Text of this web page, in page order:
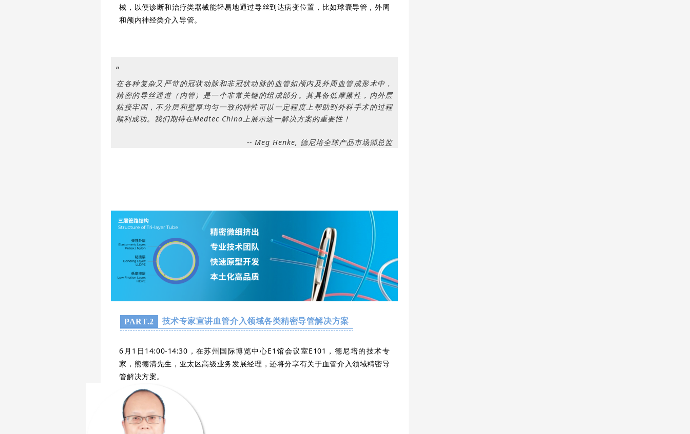
械，以便诊断和治疗类器械能轻易地通过导丝到达病变位置，比如球囊导管，外周
和颅内神经类介入导管。
“
在各种复杂又严苛的冠状动脉和非冠状动脉的血管如颅内及外周血管成形术中，
精密的导丝通道（内管）是一个非常关键的组成部分。其具备低摩擦性，内外层
粘接牢固，不分层和壁厚均匀一致的特性可以一定程度上帮助到外科手术的过程
顺利成功。我们期待在Medtec China上展示这一解决方案的重要性！
-- Meg Henke, 德尼培全球产品市场部总监
PART.2 技术专家宣讲血管介入领域各类精密导管解决方案
6月1日14:00-14:30，在苏州国际博览中心E1馆会议室E101，德尼培的技术专
家，熊德清先生，亚太区高级业务发展经理，还将分享有关于血管介入领域精密导
管解决方案。